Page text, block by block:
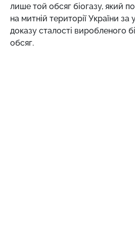
лише той обсяг біогазу, який
на митній території України
доказу сталості виробленого
обсяг.